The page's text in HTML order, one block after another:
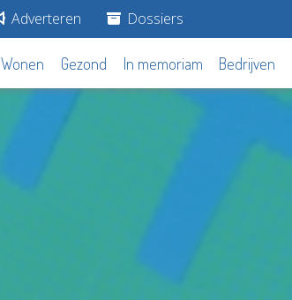
Adverteren Dossiers
Wonen Gezond In memoriam Bedrijven